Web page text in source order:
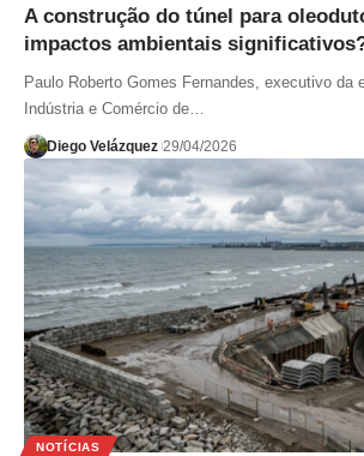
A construção do túnel para
impactos ambientais
Paulo Roberto Gomes Fernandes, executivo da
Indústria e Comércio de…
Diego Velázquez 29/04/2026
NOTÍCIAS